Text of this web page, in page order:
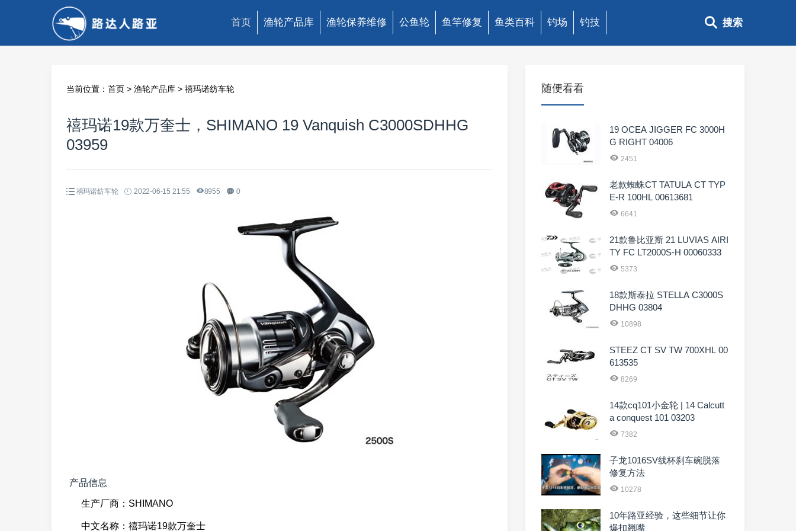
首页 渔轮产品库 渔轮保养维修 公鱼轮 鱼竿修复 鱼类百科 钓场 钓技 搜索
当前位置： 首页 > 渔轮产品库 > 禧玛诺纺车轮
禧玛诺19款万奎士，SHIMANO 19 Vanquish C3000SDHHG
03959
禧玛诺纺车轮 2022-06-15 21:55 8955 0
产品信息
生产厂商：SHIMANO
中文名称：禧玛诺19款万奎士
随便看看
19 OCEA JIGGER FC 3000H
G RIGHT 04006
2451
老款蜘蛛CT TATULA CT TYP
E-R 100HL 00613681
6641
21款鲁比亚斯 21 LUVIAS AIRI
TY FC LT2000S-H 00060333
5373
18款斯泰拉 STELLA C3000S
DHHG 03804
10898
STEEZ CT SV TW 700XHL 00
613535
8269
14款cq101小金轮 | 14 Calcutt
a conquest 101 03203
7382
子龙1016SV线杯刹车碗脱落
修复方法
10278
10年路亚经验，这些细节让你
爆扣翘嘴